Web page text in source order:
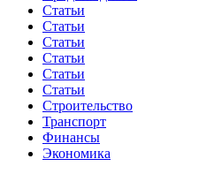
Статьи
Статьи
Статьи
Статьи
Статьи
Статьи
Строительство
Транспорт
Финансы
Экономика